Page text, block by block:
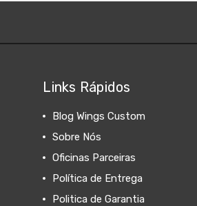
Links Rápidos
Blog Wings Custom
Sobre Nós
Oficinas Parceiras
Política de Entrega
Politica de Garantia